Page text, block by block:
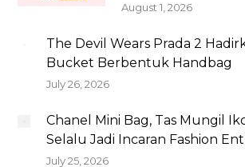
August 1, 2026
The Devil Wears Prada 2
Bucket Berbentuk Handbag
July 26, 2026
Chanel Mini Bag, Tas Mungil
Selalu Jadi Incaran Fashion
July 25, 2026